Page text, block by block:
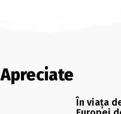
Apreciate
În viaţa